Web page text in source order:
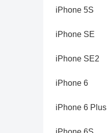
iPhone 5S
iPhone SE
iPhone SE2
iPhone 6
iPhone 6 Plus